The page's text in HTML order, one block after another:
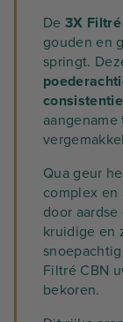
De 3X
gouden en
springt.
consistentie
Qua geur
complex en
door
kruidige en
Filtré CBN
bekoren.